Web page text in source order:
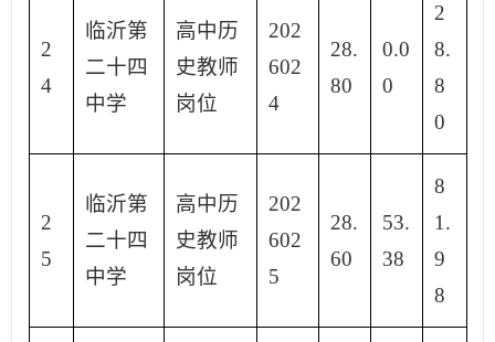
2
4
临沂第
二十四
中学
高中历
史教师
岗位
202
602
4
28.
80
0.0
0
2
8.
8
0
2
5
临沂第
二十四
中学
高中历
史教师
岗位
202
602
5
28.
60
53.
38
8
1.
9
8